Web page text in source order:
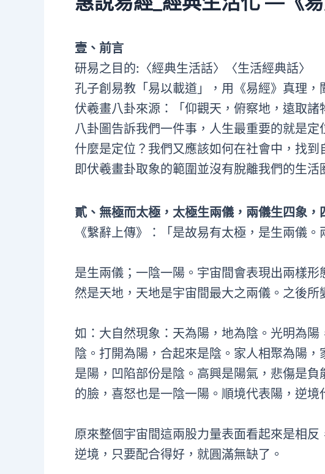
壹、前言
研易之目的:〈經典生活話〉〈生活經典話〉
孔子創易教「易以載道」，用《易經》真理，
伏羲畫八卦來源：「仰觀天，俯察地，遠取諸
八卦圖告訴我們一件事，人生最重要的就是定
什麼是定位？我們又應該如何在社會中，找到
即伏羲畫卦取象的範圍並沒有脫離我們的生活
貳、無極而太極，太極生兩儀，兩儀生四象，
《繫辭上傳》：「是故易有太極，是生兩儀
是生兩儀；一陰一陽。宇宙間會表現出兩樣
然是天地，天地是宇宙間最大之兩儀。之後
如：大自然現象：天為陽，地為陰。光明為
陰。打開為陽，合起來是陰。家人相聚為陽
是陽，凹陷部份是陰。高興是陽氣，悲傷是
的臉，喜怒也是一陰一陽。順境代表陽，逆
原來整個宇宙間這兩股力量表面看起來是相
逆境，只要配合得好，就圓滿無缺了。